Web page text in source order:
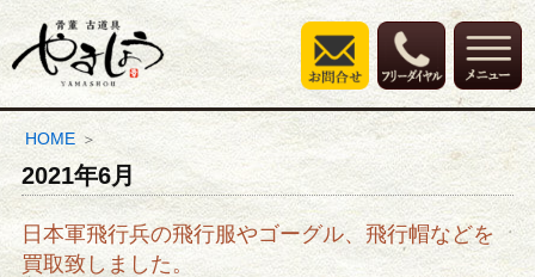
HOME
2021年6月
日本軍飛行兵の飛行服やゴーグル、飛行帽などを
買取致しました。